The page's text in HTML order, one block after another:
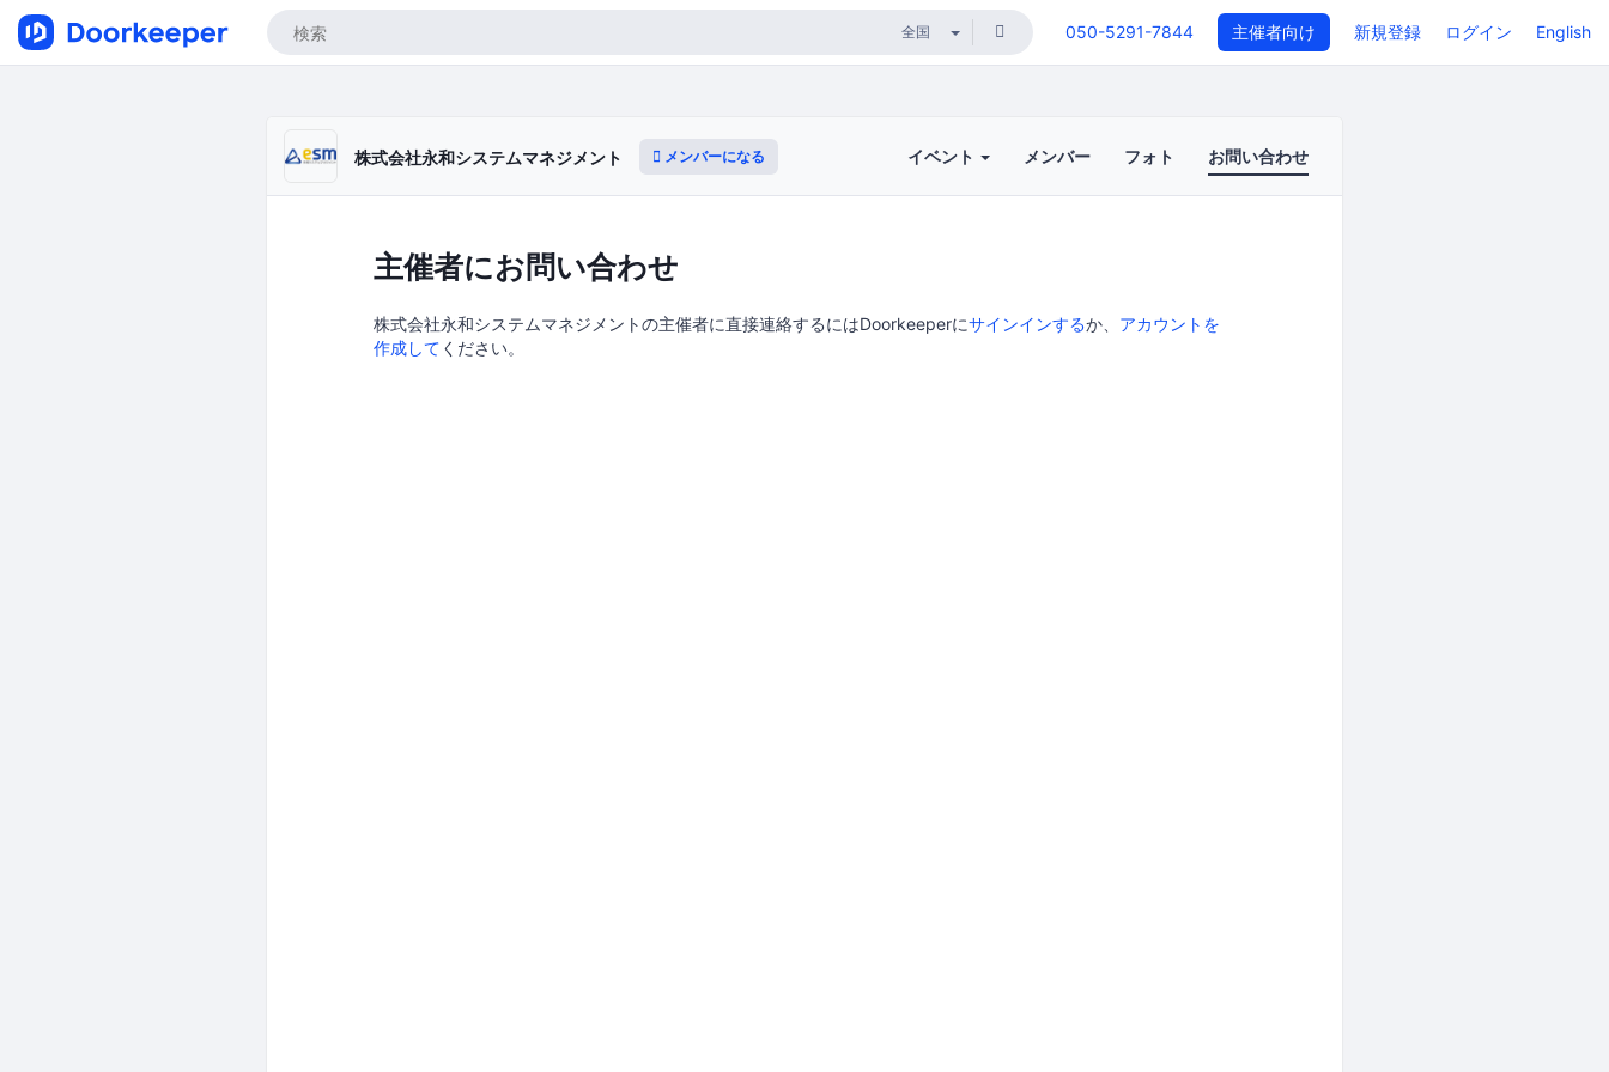
050-5291-7844 主催者向け 新規登録 ログイン English
株式会社永和システムマネジメント メンバーになる イベント メンバー フォト お問い合わせ
主催者にお問い合わせ
株式会社永和システムマネジメントの主催者に直接連絡するにはDoorkeeperにサインインするか、 アカウントを
作成して ください。